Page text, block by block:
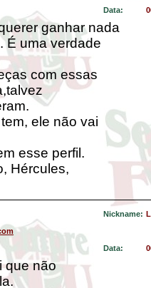
Data:
ganhar nada
É uma verdade
com essas
ele não vai
esse perfil.
Hércules,
Nickname:
Data:
que não